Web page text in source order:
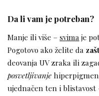
Da li vam je potreban?
Manje ili više – svima je
Pogotovo ako želite da
deovanja UV zraka ili
posvetljivanje
ujednačen ten i blistavost